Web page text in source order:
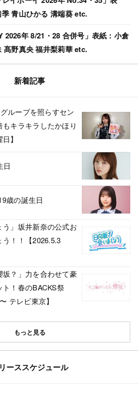
青山ひかる 溝端葵 etc.
2026年 8/21・28 合併号」表紙：小倉
髙野真央 福井梨莉華 etc.
新着記事
ループを照らすセン
キラキラしたかほり
】
日
歳の誕生日
う」坂井新奈の公式お
！！【2026.5.3
坂？」力を合わせて豪
！春のBACKS祭
テレビ東京】
もっと見る
ーススケジュール